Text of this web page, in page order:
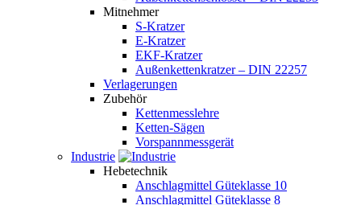
Mitnehmer
S-Kratzer
E-Kratzer
EKF-Kratzer
Außenkettenkratzer – DIN 22257
Verlagerungen
Zubehör
Kettenmesslehre
Ketten-Sägen
Vorspannmessgerät
Industrie
Hebetechnik
Anschlagmittel Güteklasse 10
Anschlagmittel Güteklasse 8